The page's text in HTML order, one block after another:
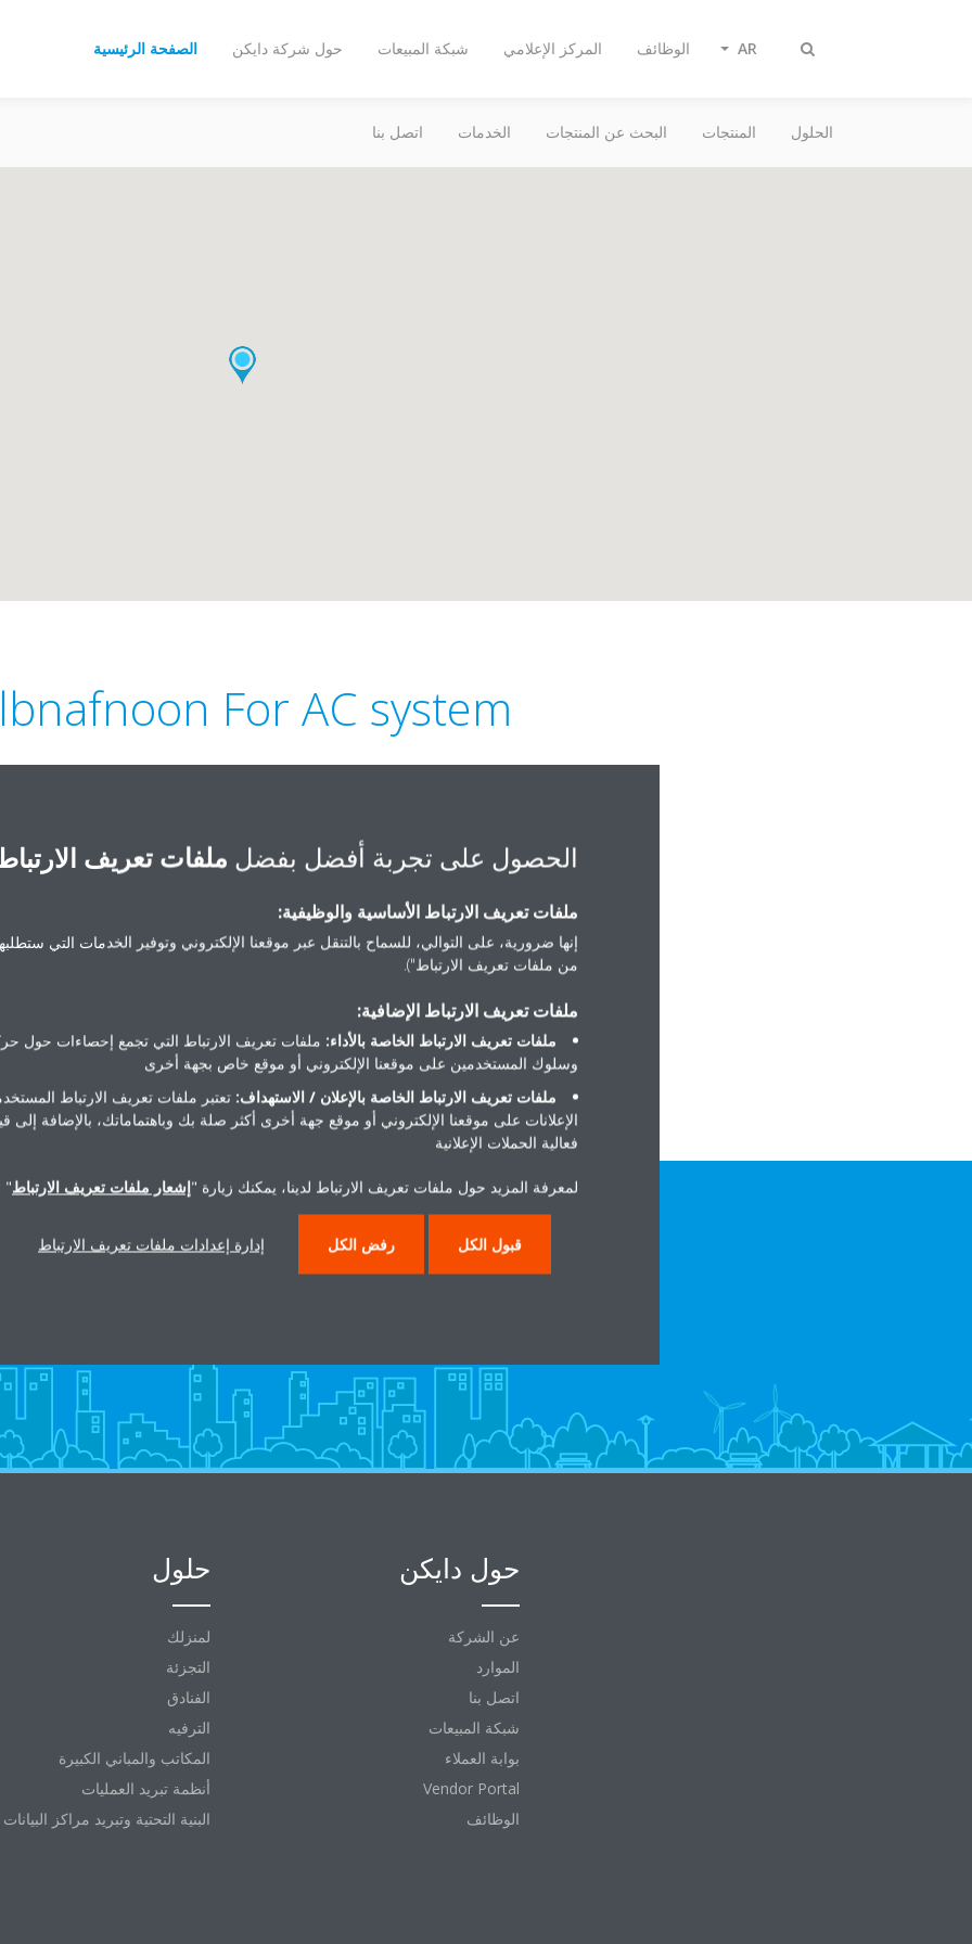
تبديل
الصفحة الرئيسية حول شركة دايكن شبكة المبيعات المركز الإعلامي الوظائف AR
الحلول المنتجات البحث عن المنتجات الخدمات اتصل بنا
For AC system
Othman bin Afan Road , Al Wadi Area
احصل على الاتجاهات
هل تريد مساعدة؟
حلول
لمنزلك
التجزئة
الفنادق
الترفيه
المكاتب والمباني الكبيرة
أنظمة تبريد العمليات
البنية التحتية وتبريد مراكز البيانات
حول دايكن
عن الشركة
الموارد
اتصل بنا
شبكة المبيعات
بوابة العملاء
Vendor Portal
الوظائف
الحصول على تجربة أفضل بفضل ملفات تعريف
ملفات تعريف الارتباط الأساسية والوظيفية:
إنها ضرورية، على التوالي، للسماح بالتنقل عبر موقعنا الإلكتروني وتوفير الخدمات التي
من ملفات تعريف الارتباط").
ملفات تعريف الارتباط الإضافية:
ملفات تعريف الارتباط الخاصة بالأداء: ملفات تعريف الارتباط التي تجمع إحصاءات حول
وسلوك المستخدمين على موقعنا الإلكتروني أو موقع خاص بجهة أخرى
ملفات تعريف الارتباط الخاصة بالإعلان / الاستهداف: تعتبر ملفات تعريف الارتباط
الإعلانات على موقعنا الإلكتروني أو موقع جهة أخرى أكثر صلة بك وباهتماماتك، بالإضافة إلى
فعالية الحملات الإعلانية
لمعرفة المزيد حول ملفات تعريف الارتباط لدينا، يمكنك زيارة "إشعار ملفات تعريف الارتباط"
قبول الكل رفض الكل إدارة إعدادات ملفات تعريف الارتباط